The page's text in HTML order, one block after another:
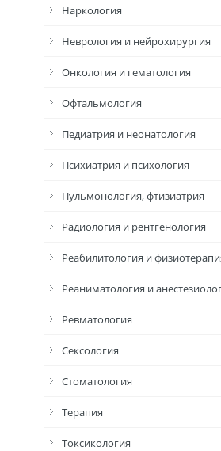
Наркология
Неврология и нейрохирургия
Онкология и гематология
Офтальмология
Педиатрия и неонатология
Психиатрия и психология
Пульмонология, фтизиатрия
Радиология и рентгенология
Реабилитология и
Реаниматология и
Ревматология
Сексология
Стоматология
Терапия
Токсикология